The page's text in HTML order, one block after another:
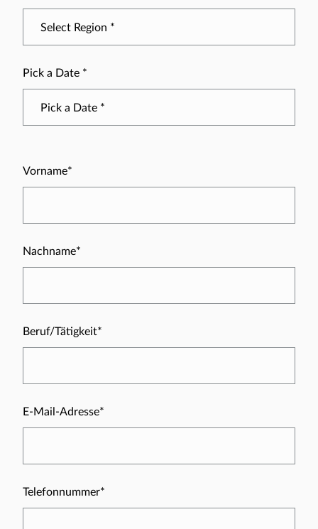
Pick a Date *
Vorname*
Nachname*
Beruf/Tätigkeit*
E-Mail-Adresse*
Telefonnummer*